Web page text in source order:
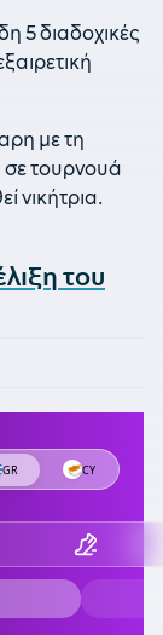
5 διαδοχικές
με τη
σε τουρνουά
νικήτρια.
του